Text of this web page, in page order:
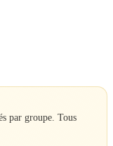
par groupe. Tous